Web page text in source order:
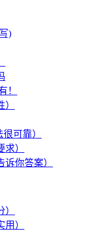
)
！
可靠）
）
你答案）
）